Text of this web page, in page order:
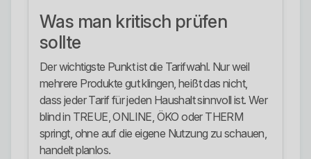
Was man kritisch prüfen
sollte
Der wichtigste Punkt ist die Tarifwahl. Nur weil
mehrere Produkte gut klingen, heißt das nicht,
dass jeder Tarif für jeden Haushalt sinnvoll ist. Wer
blind in TREUE, ONLINE, ÖKO oder THERM
springt, ohne auf die eigene Nutzung zu schauen,
handelt planlos.